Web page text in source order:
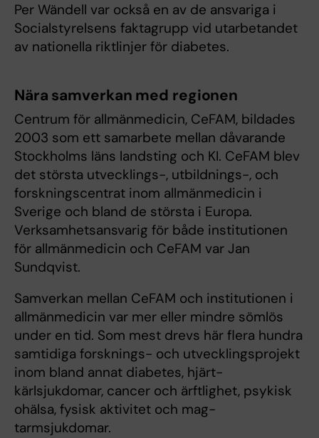
Per Wändell var också en av de ansvariga i
Socialstyrelsens faktagrupp vid utarbetandet
av nationella riktlinjer för diabetes.
Nära samverkan med regionen
Centrum för allmänmedicin, CeFAM, bildades
2003 som ett samarbete mellan dåvarande
Stockholms läns landsting och KI. CeFAM blev
det största utvecklings-, utbildnings-, och
forskningscentrat inom allmänmedicin i
Sverige och bland de största i Europa.
Verksamhetsansvarig för både institutionen
för allmänmedicin och CeFAM var Jan
Sundqvist.
Samverkan mellan CeFAM och institutionen i
allmänmedicin var mer eller mindre sömlös
under en tid. Som mest drevs här flera hundra
samtidiga forsknings- och utvecklingsprojekt
inom bland annat diabetes, hjärt-
kärlsjukdomar, cancer och ärftlighet, psykisk
ohälsa, fysisk aktivitet och mag-
tarmsjukdomar.